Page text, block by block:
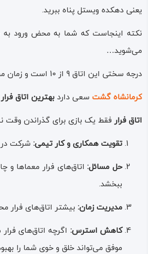
یعنی دهکده ویستل پناه ببرید.
نکته اینجاست که شما به محض ورود به
می‌شوید…
درجه سختی این اتاق 9 از 10 است و زمان مشخص شده برای آن 80 دقیقه است؛ تعداد نفرات می‌تواند بین 5 تا 10 نفر باشد.
کرمانشاه گشت سعی دارد بهترین اتاق
اتاق فرار فقط یک بازی برای گذراندن
تقویت همکاری و کار تیمی: شرکت در
حل مسائل:اتاق‌های فرار معما‌ها و
ببخشد.
مدیریت زمان: بیشتر اتاق‌های فرار
کاهش استرس: اگرچه اتاق‌های
موفق می‌تواند خلق و خوی شما را